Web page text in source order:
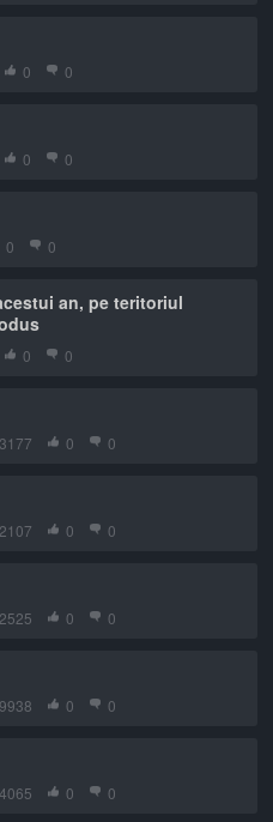
0 0
0 0
0 0
an, pe teritoriul
0 0
3177 0 0
2107 0 0
2525 0 0
9938 0 0
4065 0 0